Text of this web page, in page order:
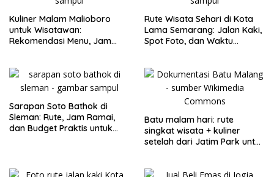
Kuliner Malam Malioboro
untuk Wisatawan:
Rekomendasi Menu, Jam
Rute Wisata Sehari di Kota
Lama Semarang: Jalan Kaki,
Spot Foto, dan Waktu
Sarapan Soto Bathok di
Sleman: Rute, Jam Ramai,
dan Budget Praktis untuk
Batu malam hari: rute
singkat wisata + kuliner
setelah dari Jatim Park untuk